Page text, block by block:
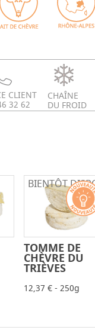
CLIENT
32 62
CHAÎNE
DU FROID
BIENTÔT
- +
TOMME DE
CHÈVRE DU
TRIÈVES
12,37 € - 250g